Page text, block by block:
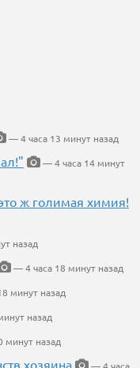
— 4 часа 13 минут назад
— 4 часа 14 минут
ж голимая химия!
назад
— 4 часа 18 минут назад
минут назад
назад
минут назад
хозяина